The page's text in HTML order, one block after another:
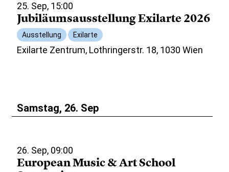
25. Sep, 15:00
Jubiläumsausstellung Exilarte 2026
Ausstellung Exilarte
Exilarte Zentrum, Lothringerstr. 18, 1030 Wien
Samstag, 26. Sep
26. Sep, 09:00
European Music & Art School